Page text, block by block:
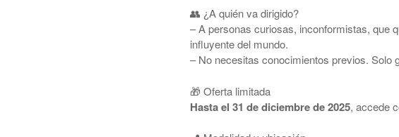
👥 ¿A quién va dirigido?
– A personas curiosas, inconformistas, que
influyente del mundo.
– No necesitas conocimientos previos. Solo
🎁 Oferta limitada
Hasta el 31 de diciembre de 2025, accede